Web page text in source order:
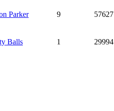
Parker 9 57627
Balls 1 29994